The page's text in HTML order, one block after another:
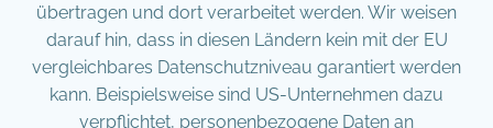
übertragen und dort verarbeitet werden. Wir weisen
darauf hin, dass in diesen Ländern kein mit der EU
vergleichbares Datenschutzniveau garantiert werden
kann. Beispielsweise sind US-Unternehmen dazu
verpflichtet, personenbezogene Daten an